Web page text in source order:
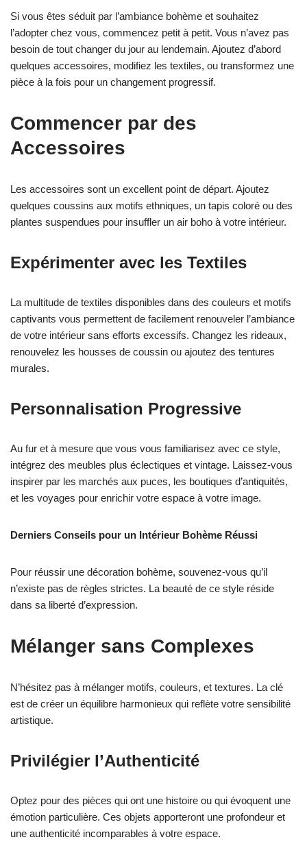
Si vous êtes séduit par l’ambiance bohème et souhaitez
l’adopter chez vous, commencez petit à petit. Vous n’avez pas
besoin de tout changer du jour au lendemain. Ajoutez d’abord
quelques accessoires, modifiez les textiles, ou transformez une
pièce à la fois pour un changement progressif.
Commencer par des
Accessoires
Les accessoires sont un excellent point de départ. Ajoutez
quelques coussins aux motifs ethniques, un tapis coloré ou des
plantes suspendues pour insuffler un air boho à votre intérieur.
Expérimenter avec les Textiles
La multitude de textiles disponibles dans des couleurs et motifs
captivants vous permettent de facilement renouveler l’ambiance
de votre intérieur sans efforts excessifs. Changez les rideaux,
renouvelez les housses de coussin ou ajoutez des tentures
murales.
Personnalisation Progressive
Au fur et à mesure que vous vous familiarisez avec ce style,
intégrez des meubles plus éclectiques et vintage. Laissez-vous
inspirer par les marchés aux puces, les boutiques d’antiquités,
et les voyages pour enrichir votre espace à votre image.
Derniers Conseils pour un Intérieur Bohème Réussi
Pour réussir une décoration bohème, souvenez-vous qu’il
n’existe pas de règles strictes. La beauté de ce style réside
dans sa liberté d’expression.
Mélanger sans Complexes
N’hésitez pas à mélanger motifs, couleurs, et textures. La clé
est de créer un équilibre harmonieux qui reflète votre sensibilité
artistique.
Privilégier l’Authenticité
Optez pour des pièces qui ont une histoire ou qui évoquent une
émotion particulière. Ces objets apporteront une profondeur et
une authenticité incomparables à votre espace.